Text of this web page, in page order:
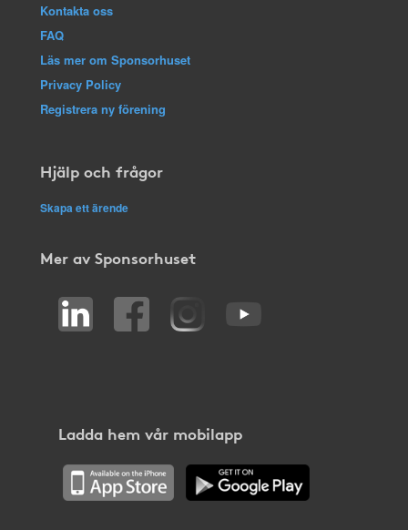
Kontakta oss
FAQ
Läs mer om Sponsorhuset
Privacy Policy
Registrera ny förening
Hjälp och frågor
Skapa ett ärende
Mer av Sponsorhuset
Ladda hem vår mobilapp